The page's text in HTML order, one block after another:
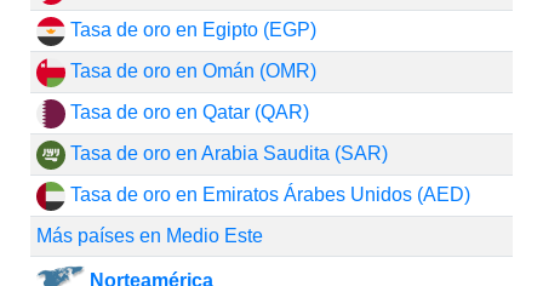
Tasa de oro en Egipto (EGP)
Tasa de oro en Omán (OMR)
Tasa de oro en Qatar (QAR)
Tasa de oro en Arabia Saudita (SAR)
Tasa de oro en Emiratos Árabes Unidos (AED)
Más países en Medio Este
Norteamérica